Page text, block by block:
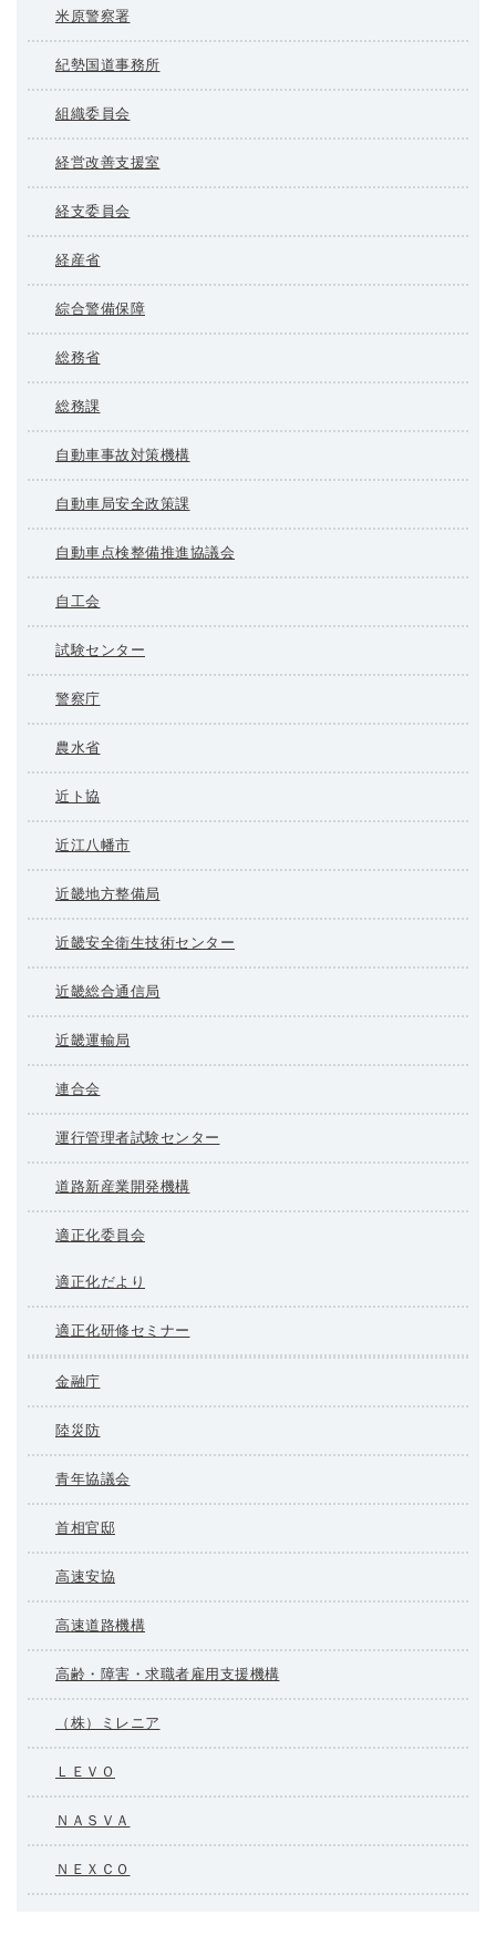
米原警察署
紀勢国道事務所
組織委員会
経営改善支援室
経支委員会
経産省
綜合警備保障
総務省
総務課
自動車事故対策機構
自動車局安全政策課
自動車点検整備推進協議会
自工会
試験センター
警察庁
農水省
近ト協
近江八幡市
近畿地方整備局
近畿安全衛生技術センター
近畿総合通信局
近畿運輸局
連合会
運行管理者試験センター
道路新産業開発機構
適正化委員会
適正化だより
適正化研修セミナー
金融庁
陸災防
青年協議会
首相官邸
高速安協
高速道路機構
高齢・障害・求職者雇用支援機構
（株）ミレニア
ＬＥＶＯ
ＮＡＳＶＡ
ＮＥＸＣＯ